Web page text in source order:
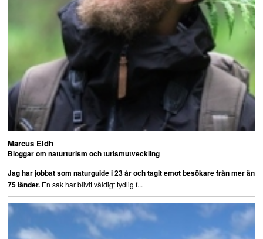
Marcus Eldh
Bloggar om naturturism och turismutveckling
Jag har jobbat som naturguide i 23 år och tagit emot besökare från mer än
75 länder.En sak har blivit väldigt tydlig f...